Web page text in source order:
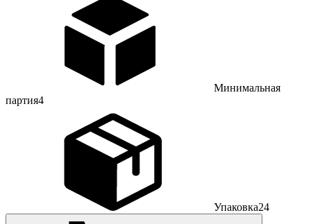
Минимальная
партия4
Упаковка24